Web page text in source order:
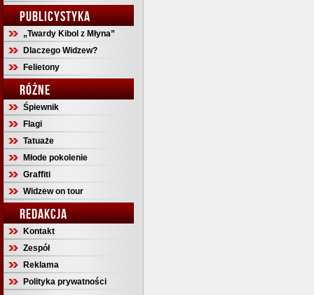
PUBLICYSTYKA
„Twardy Kibol z Młyna”
Dlaczego Widzew?
Felietony
RÓŻNE
Śpiewnik
Flagi
Tatuaże
Młode pokolenie
Graffiti
Widzew on tour
REDAKCJA
Kontakt
Zespół
Reklama
Polityka prywatności